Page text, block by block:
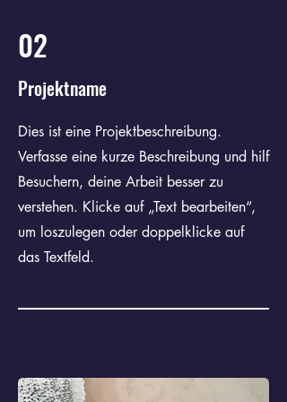
02
Projektname
Dies ist eine Projektbeschreibung.
Verfasse eine kurze Beschreibung und hilf
Besuchern, deine Arbeit besser zu
verstehen. Klicke auf „Text bearbeiten“,
um loszulegen oder doppelklicke auf
das Textfeld.